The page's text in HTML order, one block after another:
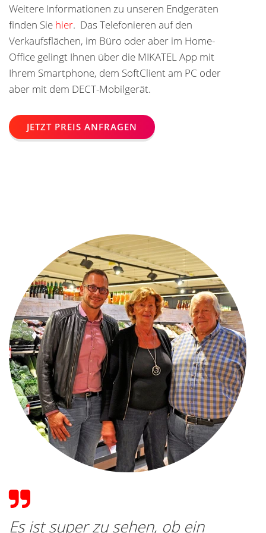
Weitere Informationen zu unseren Endgeräten
finden Sie hier. Das Telefonieren auf den
Verkaufsflächen, im Büro oder aber im Home-
Office gelingt Ihnen über die MIKATEL App mit
Ihrem Smartphone, dem SoftClient am PC oder
aber mit dem DECT-Mobilgerät.
JETZT PREIS ANFRAGEN
Es ist super zu sehen, ob ein